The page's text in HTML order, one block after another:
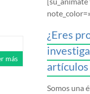
más
¿Eres
artículos
Somos una